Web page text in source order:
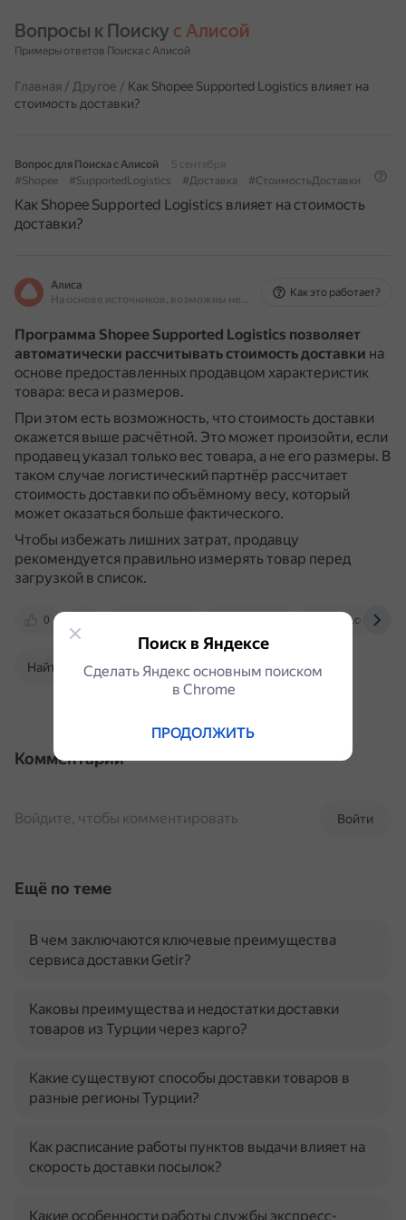
Вопросы к Поиску с Алисой
Примеры ответов Поиска с Алисой
Главная / Другое / Как Shopee Supported Logistics влияет на
стоимость доставки?
Вопрос для Поиска с Алисой
5 сентября
#Shopee
#SupportedLogistics #Доставка #СтоимостьДоставки
Как Shopee Supported Logistics влияет на стоимость
доставки?
Алиса
На основе источников, возможны неточности
Как это работает?
Программа Shopee Supported Logistics позволяет
автоматически рассчитывать стоимость доставки на
основе предоставленных продавцом характеристик
товара: веса и размеров.
При этом есть возможность, что стоимость доставки
окажется выше расчётной. Это может произойти, если
продавец указал только вес товара, а не его размеры. В
таком случае логистический партнёр рассчитает
стоимость доставки по объёмному весу, который
может оказаться больше фактического.
Чтобы избежать лишних затрат, продавцу
рекомендуется правильно измерять товар перед
загрузкой в список.
0 sleek.com
Найти в Поиске
Комментарии
Войти
Войдите, чтобы комментировать
Ещё по теме
В чем заключаются ключевые преимущества
сервиса доставки Getir?
Каковы преимущества и недостатки доставки
товаров из Турции через карго?
Какие существуют способы доставки товаров в
разные регионы Турции?
Как расписание работы пунктов выдачи влияет на
скорость доставки посылок?
Какие особенности работы службы экспресс-
Поиск в Яндексе
Сделать Яндекс основным поиском
в Сhrome
ПРОДОЛЖИТЬ